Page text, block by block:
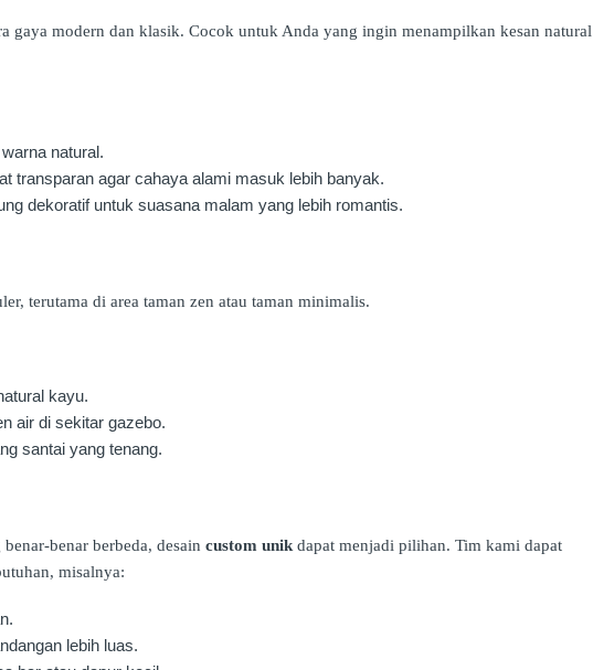
gaya modern dan klasik. Cocok untuk Anda yang ingin menampilkan kesan natural
natural.
transparan agar cahaya alami masuk lebih banyak.
dekoratif untuk suasana malam yang lebih romantis.
terutama di area taman zen atau taman minimalis.
kayu.
air di sekitar gazebo.
santai yang tenang.
benar berbeda, desain custom unikdapat menjadi pilihan. Tim kami dapat
misalnya:
lebih luas.